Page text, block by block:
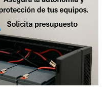
DESEOS